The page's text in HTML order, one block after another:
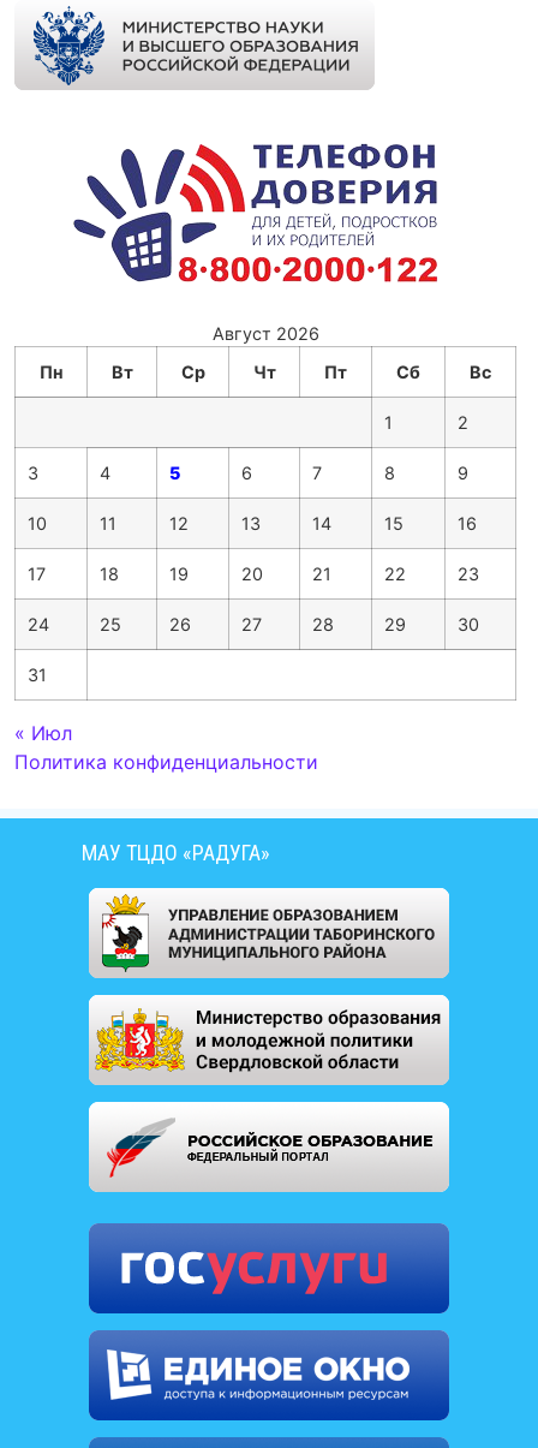
Август 2026
Пн
Вт Ср Чт Пт Сб Вс
1 2
3 4 5 6 7 8 9
10 11 12 13 14 15 16
17 18 19 20 21 22 23
24 25 26 27 28 29 30
31
« Июл
Политика конфиденциальности
МАУ ТЦДО «РАДУГА»